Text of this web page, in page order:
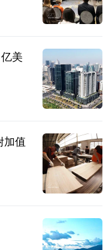
美
加值